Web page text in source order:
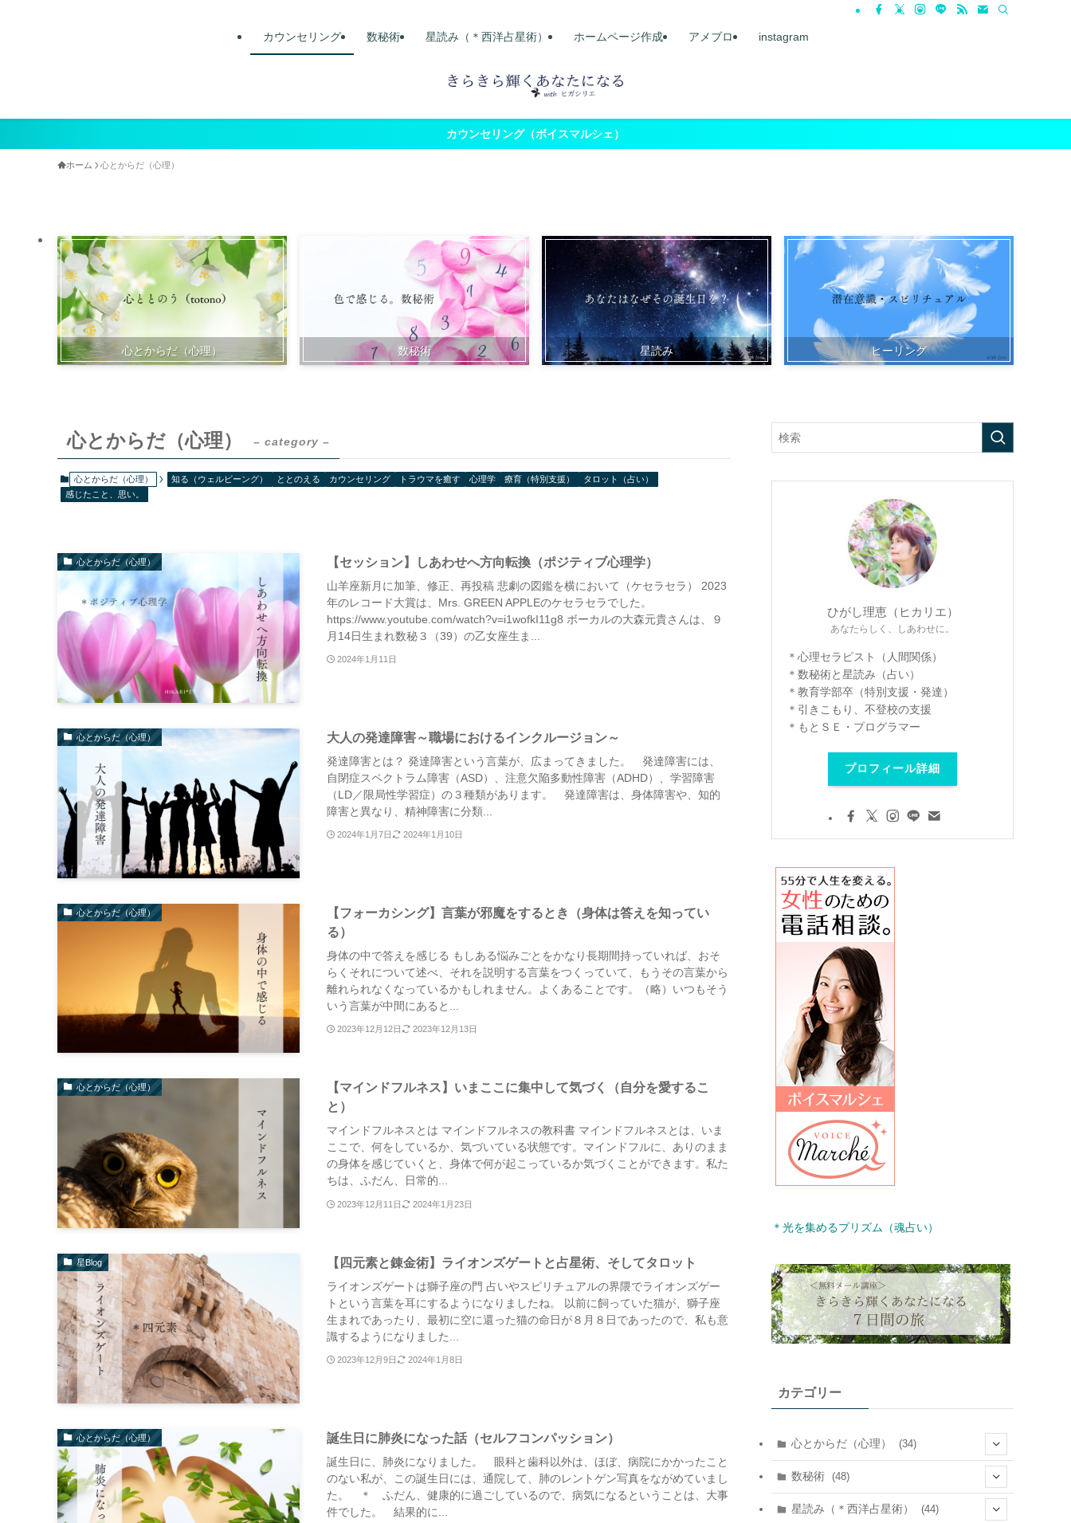
カウンセリング 数秘術 星読み（＊西洋占星術） ホームページ作成 アメブロ instagram
カウンセリング（ボイスマルシェ）
ホーム 心とからだ（心理）
心とからだ（心理） 数秘術 星読み ヒーリング
心とからだ（心理） – category –
心とからだ（心理） 知る（ウェルビーング） ととのえる カウンセリング トラウマを癒す 心理学 療育（特別支援）
タロット（占い）
感じたこと、思い。
心とからだ（心理） 【セッション】しあわせへ方向転換（ポジティブ心理学）
山羊座新月に加筆、修正、再投稿 悲劇の図鑑を横において（ケセラセラ） 2023
年のレコード大賞は、Mrs. GREEN APPLEのケセラセラでした。
https://www.youtube.com/watch?v=i1wofkI11g8 ボーカルの大森元貴さんは、９
月14日生まれ数秘３（39）の乙女座生ま...
2024年1月11日
心とからだ（心理） 大人の発達障害～職場におけるインクルージョン～
発達障害とは？ 発達障害という言葉が、広まってきました。 発達障害には、
自閉症スペクトラム障害（ASD）、注意欠陥多動性障害（ADHD）、学習障害
（LD／限局性学習症）の３種類があります。 発達障害は、身体障害や、知的
障害と異なり、精神障害に分類...
2024年1月7日 2024年1月10日
心とからだ（心理）
【フォーカシング】言葉が邪魔をするとき（身体は答えを知ってい
る）
身体の中で答えを感じる もしある悩みごとをかなり長期間持っていれば、おそ
らくそれについて述べ、それを説明する言葉をつくっていて、もうその言葉から
離れられなくなっているかもしれません。よくあることです。（略）いつもそう
いう言葉が中間にあると...
2023年12月12日 2023年12月13日
心とからだ（心理）
【マインドフルネス】いまここに集中して気づく（自分を愛するこ
と）
マインドフルネスとは マインドフルネスの教科書 マインドフルネスとは、いま
ここで、何をしているか、気づいている状態です。マインドフルに、ありのまま
の身体を感じていくと、身体で何が起こっているか気づくことができます。私た
ちは、ふだん、日常的...
2023年12月11日 2024年1月23日
星Blog 【四元素と錬金術】ライオンズゲートと占星術、そしてタロット
ライオンズゲートは獅子座の門 占いやスピリチュアルの界隈でライオンズゲー
トという言葉を耳にするようになりましたね。 以前に飼っていた猫が、獅子座
生まれであったり、最初に空に還った猫の命日が８月８日であったので、私も意
識するようになりました...
2023年12月9日 2024年1月8日
心とからだ（心理） 誕生日に肺炎になった話（セルフコンパッション）
誕生日に、肺炎になりました。 眼科と歯科以外は、ほぼ、病院にかかったこと
のない私が、この誕生日には、通院して、肺のレントゲン写真をながめていまし
た。 ＊ ふだん、健康的に過ごしているので、病気になるということは、大事
件でした。 結果的に...
ひがし理恵（ヒカリエ）
あなたらしく、しあわせに。
＊心理セラピスト（人間関係）
＊数秘術と星読み（占い）
＊教育学部卒（特別支援・発達）
＊引きこもり、不登校の支援
＊もとＳＥ・プログラマー
プロフィール詳細
＊光を集めるプリズム（魂占い）
カテゴリー
心とからだ（心理） (34)
(22)
数秘術 (48)
(11)
星読み（＊西洋占星術） (44)